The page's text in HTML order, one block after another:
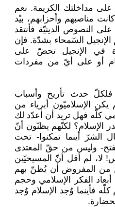
مداخلتك الكريمة. نعم
مناصبهم وأحزابهم، بيْد
النصوص الدينيّة فأنتقد
السّمحاء بشدّة. فإن
في الإنجيل تحضّ على
أو على أيّ من مفردات
حدث تأريخ وأسباب
الإسلاميّون أبرياء من
كلّه فهل تريد أن أعدّد لك
الإسلام؟ لكنّهم يظنّون أنّ
الشرّ أينما تمكنوا- تحت
وليس من حقّ المعتدى
لا، لم أقل أنّ المسيحيّين
من المفروض أن يُظنّ بهم
الفكر الإسلامي وحجم
كلّه فأينما وُجد الإسلام وُجد